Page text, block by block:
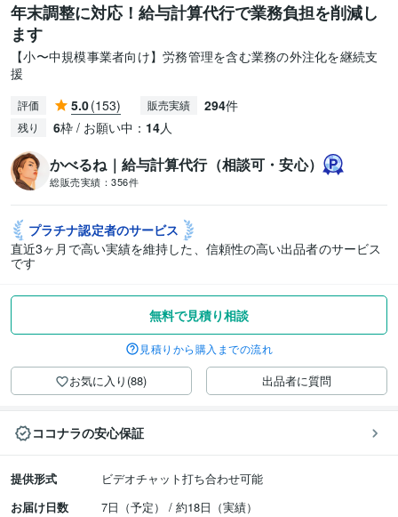
年末調整に対応！給与計算代行で業務負担を削減し
ます
【小〜中規模事業者向け】労務管理を含む業務の外注化を継続支
援
評価 5.0(153) 販売実績 294件
残り 6枠 / お願い中： 14人
かべるね｜給与計算代行（相談可・安心）
総販売実績： 356件
プラチナ認定者のサービス
直近3ヶ月で高い実績を維持した、信頼性の高い出品者のサービス
です
無料で見積り相談
見積りから購入までの流れ
お気に入り(88) 出品者に質問
ココナラの安心保証
提供形式
ビデオチャット打ち合わせ可能
お届け日数
7日（予定） / 約18日（実績）